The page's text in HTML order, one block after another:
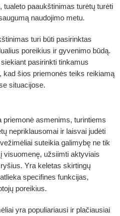
tualeto paaukštinimas turėtų turėti
naudojimo metu.
turi būti pasirinktas
poreikius ir gyvenimo būdą.
pasirinkti tinkamus
kad šios priemonės teiks reikiamą
situacijose.
priemonė asmenims, turintiems
nepriklausomai ir laisvai judėti
suteikia galimybę ne tik
visuomenę, užsiimti aktyviais
Yra keletas skirtingų
specifines funkcijas,
poreikius.
yra populiariausi ir plačiausiai